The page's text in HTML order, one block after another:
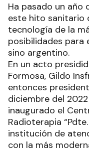
Ha pasado un año
este hito sanitario
tecnología de la
posibilidades para
sino argentino.
En un acto
Formosa, Gildo
entonces
diciembre del
inaugurado el
Radioterapia
institución de
con la más